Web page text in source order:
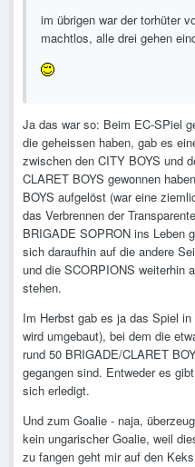
im übrigen war der torhüter
machtlos, alle drei gehen
Ja das war so: Beim EC-SPiel
die geheissen haben, gab es
zwischen den CITY BOYS und
CLARET BOYS gewonnen
BOYS aufgelöst (war eine
das Verbrennen der
BRIGADE SOPRON ins Leben
sich daraufhin auf die andere
und die SCORPIONS weiterhin
stehen.
Im Herbst gab es ja das Spiel
wird umgebaut), bei dem die
rund 50 BRIGADE/CLARET
gegangen sind. Entweder es
sich erledigt.
Und zum Goalie - naja,
kein ungarischer Goalie, weil
zu fangen geht mir auf den